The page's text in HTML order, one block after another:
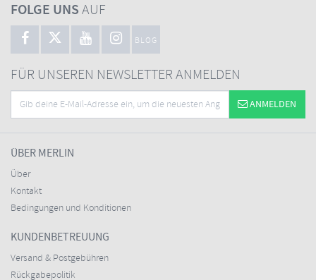
FOLGE UNSAUF
BLOG
FÜR UNSEREN NEWSLETTER ANMELDEN
ANMELDEN
ÜBER MERLIN
Über
Kontakt
Bedingungen und Konditionen
KUNDENBETREUUNG
Versand & Postgebühren
Rückgabepolitik